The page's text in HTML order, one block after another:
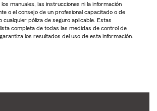
manuales, las instrucciones ni la información
o el consejo de un profesional capacitado o de
póliza de seguro aplicable. Estas
completa de todas las medidas de control de
los resultados del uso de esta información.